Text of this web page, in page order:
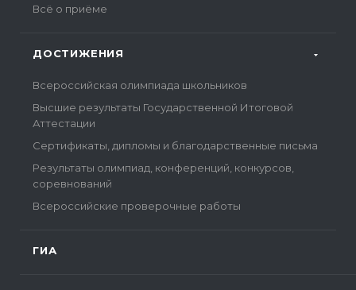
Всё о приёме
ДОСТИЖЕНИЯ
Всероссийская олимпиада школьников
Высшие результаты Государственной Итоговой
Аттестации
Сертификаты, дипломы и благодарственные письма
Результаты олимпиад, конференций, конкурсов,
соревнований
Всероссийские проверочные работы
ГИА